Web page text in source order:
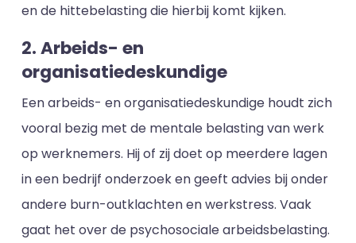
en de hittebelasting die hierbij komt kijken.
2. Arbeids- en
organisatiedeskundige
Een arbeids- en organisatiedeskundige houdt zich
vooral bezig met de mentale belasting van werk
op werknemers. Hij of zij doet op meerdere lagen
in een bedrijf onderzoek en geeft advies bij onder
andere burn-outklachten en werkstress. Vaak
gaat het over de psychosociale arbeidsbelasting.